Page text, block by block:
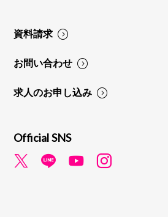
資料請求
お問い合わせ
求人のお申し込み
Official SNS